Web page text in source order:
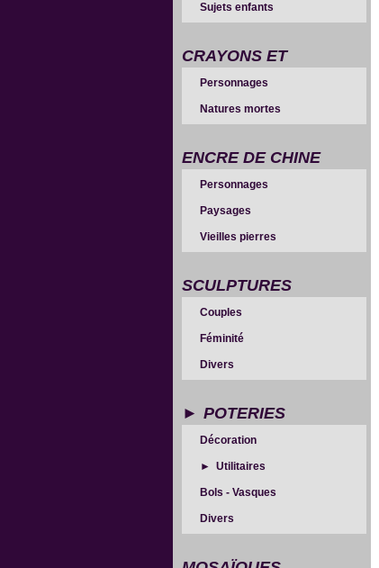
Sujets enfants
CRAYONS ET
SANGUINES
Personnages
Natures mortes
ENCRE DE CHINE
Personnages
Paysages
Vieilles pierres
SCULPTURES
Couples
Féminité
Divers
POTERIES
Décoration
Utilitaires
Bols - Vasques
Divers